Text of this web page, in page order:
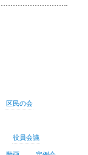
区民の会
役員会議